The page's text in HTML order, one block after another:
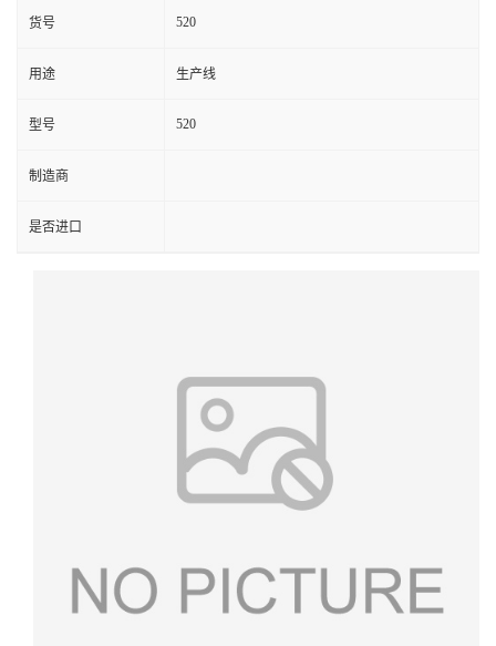
货号 520
用途 生产线
型号 520
制造商
是否进口